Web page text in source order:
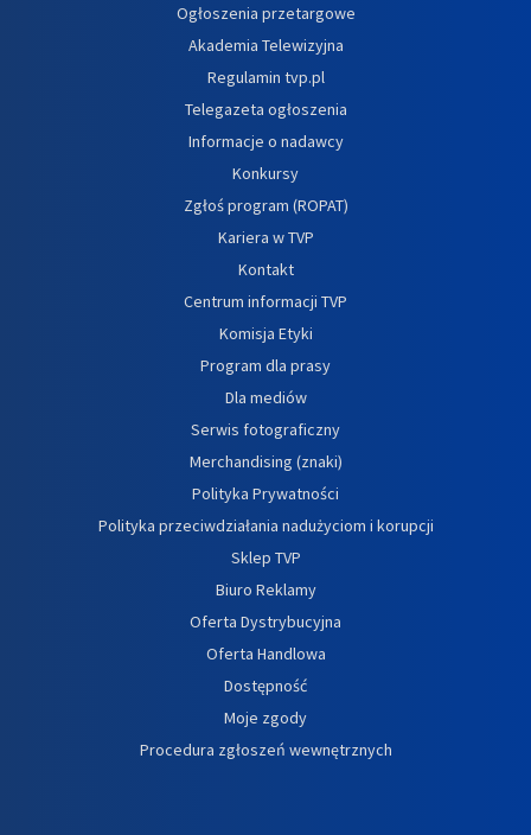
Ogłoszenia przetargowe
Akademia Telewizyjna
Regulamin tvp.pl
Telegazeta ogłoszenia
Informacje o nadawcy
Konkursy
Zgłoś program (ROPAT)
Kariera w TVP
Kontakt
Centrum informacji TVP
Komisja Etyki
Program dla prasy
Dla mediów
Serwis fotograficzny
Merchandising (znaki)
Polityka Prywatności
Polityka przeciwdziałania nadużyciom i korupcji
Sklep TVP
Biuro Reklamy
Oferta Dystrybucyjna
Oferta Handlowa
Dostępność
Moje zgody
Procedura zgłoszeń wewnętrznych